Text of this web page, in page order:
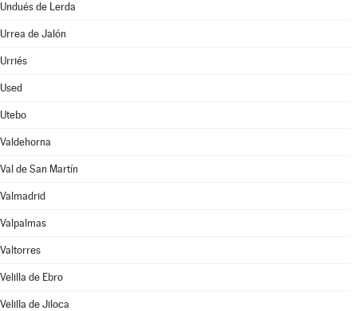
Undués de Lerda
Urrea de Jalón
Urriés
Used
Utebo
Valdehorna
Val de San Martín
Valmadrid
Valpalmas
Valtorres
Velilla de Ebro
Velilla de Jiloca